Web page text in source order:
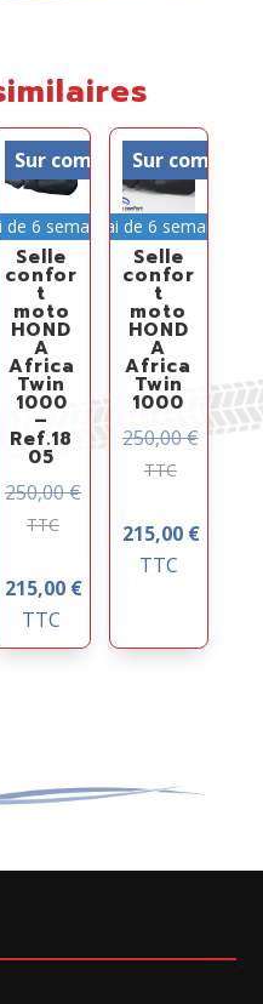
Sur commande
de 6 semaines
Selle
confor
t
moto
HOND
A
Africa
Twin
1000
–
Ref.18
05
250,00€
TTC
215,00 €
TTC
Sur
Délai de 6 semaines
Selle
confor
t
moto
HOND
A
Africa
Twin
1000
250,00€
TTC
215,00 €
TTC